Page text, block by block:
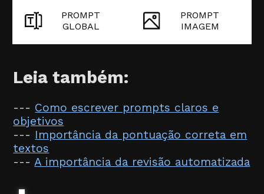
PROMPT
GLOBAL
PROMPT
IMAGEM
Leia também:
--- Como escrever prompts claros e
objetivos
--- Importância da pontuação correta em
textos
---A importância da revisão automatizada